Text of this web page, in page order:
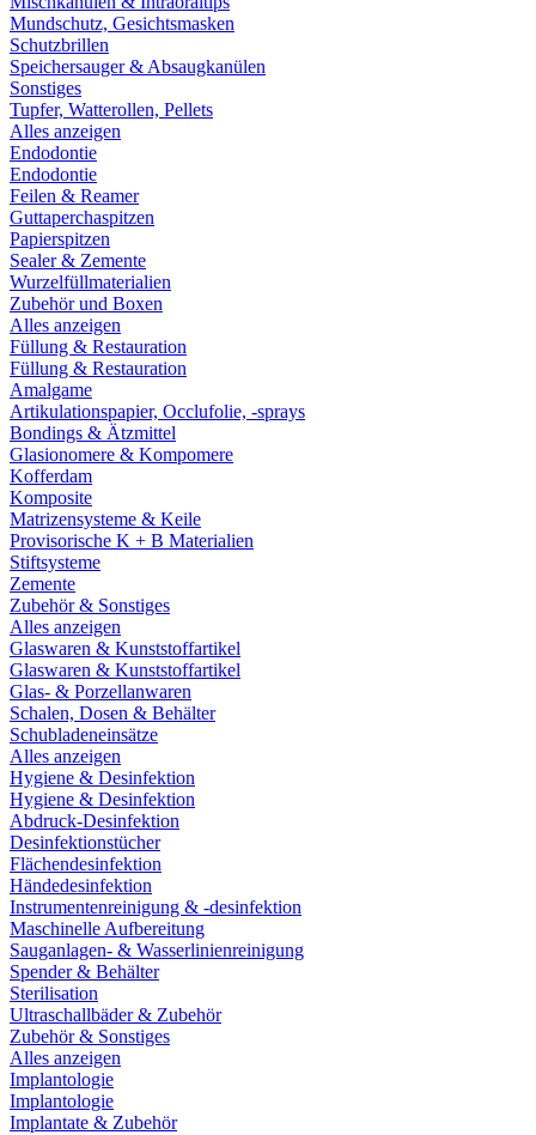
Mundschutz, Gesichtsmasken
Schutzbrillen
Speichersauger & Absaugkanülen
Sonstiges
Tupfer, Watterollen, Pellets
Alles anzeigen
Endodontie
Endodontie
Feilen & Reamer
Guttaperchaspitzen
Papierspitzen
Sealer & Zemente
Wurzelfüllmaterialien
Zubehör und Boxen
Alles anzeigen
Füllung & Restauration
Füllung & Restauration
Amalgame
Artikulationspapier, Occlufolie, -sprays
Bondings & Ätzmittel
Glasionomere & Kompomere
Kofferdam
Komposite
Matrizensysteme & Keile
Provisorische K + B Materialien
Stiftsysteme
Zemente
Zubehör & Sonstiges
Alles anzeigen
Glaswaren & Kunststoffartikel
Glaswaren & Kunststoffartikel
Glas- & Porzellanwaren
Schalen, Dosen & Behälter
Schubladeneinsätze
Alles anzeigen
Hygiene & Desinfektion
Hygiene & Desinfektion
Abdruck-Desinfektion
Desinfektionstücher
Flächendesinfektion
Händedesinfektion
Instrumentenreinigung & -desinfektion
Maschinelle Aufbereitung
Sauganlagen- & Wasserlinienreinigung
Spender & Behälter
Sterilisation
Ultraschallbäder & Zubehör
Zubehör & Sonstiges
Alles anzeigen
Implantologie
Implantologie
Implantate & Zubehör